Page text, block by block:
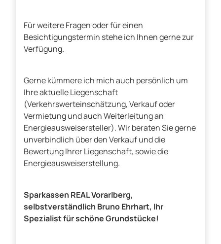
Für weitere Fragen oder für einen
Besichtigungstermin stehe ich Ihnen gerne zur
Verfügung.
Gerne kümmere ich mich auch persönlich um
Ihre aktuelle Liegenschaft
(Verkehrswerteinschätzung, Verkauf oder
Vermietung und auch Weiterleitung an
Energieausweisersteller). Wir beraten Sie gerne
unverbindlich über den Verkauf und die
Bewertung Ihrer Liegenschaft, sowie die
Energieausweiserstellung.
Sparkassen REAL Vorarlberg,
selbstverständlich Bruno Ehrhart, Ihr
Spezialist für schöne Grundstücke!